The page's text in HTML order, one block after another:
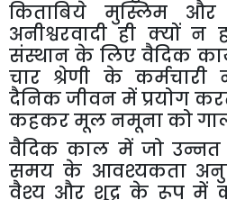
किताबिये
मुस्लिम और
अनीश्वरवादी ही क्यों न
संस्थान के लिए वैदिक
चार श्रेणी के कर्मचारी
दैनिकजीवन मेंप्रयोग
कहकरमूलनमूनाको
वैदिक काल में जो उन्नत
समय के आवश्यकता
वैश्य और शूद्र के रूप में